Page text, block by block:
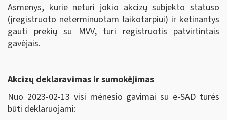
Asmenys, kurie neturi jokio akcizų subjekto statuso
(įregistruoto neterminuotam laikotarpiui) ir ketinantys
gauti prekių su MVV, turi registruotis patvirtintais
gavėjais.
Akcizų deklaravimas ir sumokėjimas
Nuo 2023-02-13 visi mėnesio gavimai su e-SAD turės
būti deklaruojami: